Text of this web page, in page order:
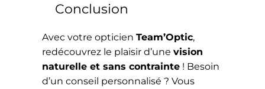
Conclusion
Avec votre opticien Team’Optic,
redécouvrez le plaisir d’une vision
naturelle et sans contrainte ! Besoin
d’un conseil personnalisé ? Vous